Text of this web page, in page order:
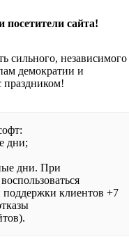
сайта!
сильного, независимого
демократии и
праздником!
дни;
дни. При
поддержки клиентов +7